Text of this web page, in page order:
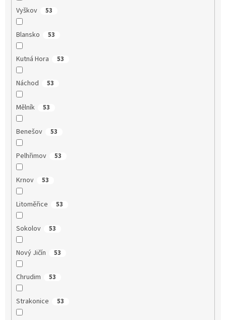
Vyškov 53
Blansko 53
Kutná Hora 53
Náchod 53
Mělník 53
Benešov 53
Pelhřimov 53
Krnov 53
Litoměřice 53
Sokolov 53
Nový Jičín 53
Chrudim 53
Strakonice 53